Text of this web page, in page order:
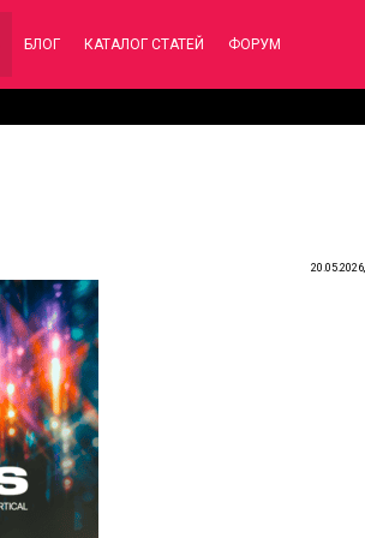
БЛОГ КАТАЛОГ СТАТЕЙ ФОРУМ